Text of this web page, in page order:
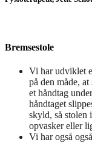
Bremsestole
Vi har udviklet
på den måde,
et håndtag
håndtaget
skyld, så stolen
opvasker eller
Vi har også